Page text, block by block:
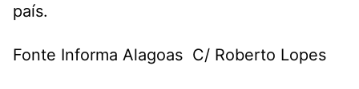
país.
Fonte Informa Alagoas C/ Roberto Lopes